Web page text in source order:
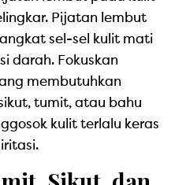
Pijatan lembut
sel-sel kulit mati
darah. Fokuskan
membutuhkan
tumit, atau bahu
kulit terlalu keras